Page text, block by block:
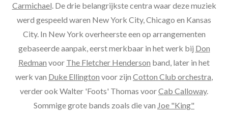
Carmichael. De drie belangrijkste centra waar deze muziek
werd gespeeld waren New York City, Chicago en Kansas
City. In New York overheerste een op arrangementen
gebaseerde aanpak, eerst merkbaar in het werk bij Don
Redman voor The Fletcher Henderson band, later in het
werk van Duke Ellington voor zijn Cotton Club orchestra,
verder ook Walter 'Foots' Thomas voorCab Calloway.
Sommige grote bands zoals die van Joe "King"